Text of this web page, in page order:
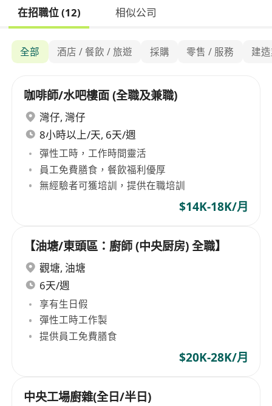
在招職位 (12) 相似公司
全部 酒店 / 餐飲 / 旅遊 採購 零售 / 服務 建
咖啡師/水吧樓面 (全職及兼職)
灣仔, 灣仔
8小時以上/天, 6天/週
彈性工時，工作時間靈活
員工免費膳食，餐飲福利優厚
無經驗者可獲培訓，提供在職培訓
$14K-18K/月
【油塘/東頭區：廚師 (中央厨房) 全職】
觀塘, 油塘
6天/週
享有生日假
彈性工時工作製
提供員工免費膳食
$20K-28K/月
中央工場廚雜(全日/半日)